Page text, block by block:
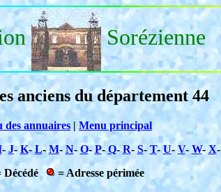
Sorézienne
anciens du département 44
des annuaires | Menu principal
-J- K-L-M- N- O-P-Q-R- S- T-U- V- W- X-
Décédé
= Adresse périmée